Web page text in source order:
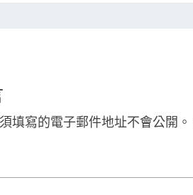
填寫的電子郵件地址不會公開。